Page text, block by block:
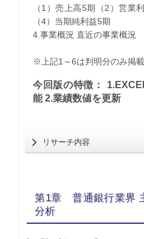
（1）売上高5期（2）営業
（4）当期純利益5期
4.事業概況 直近の事業概況
※上記1～6は判明分のみ掲載
今回版の特徴：
能 2.業績数値を更新
リサーチ内容
第1章 普通銀行業界
分析